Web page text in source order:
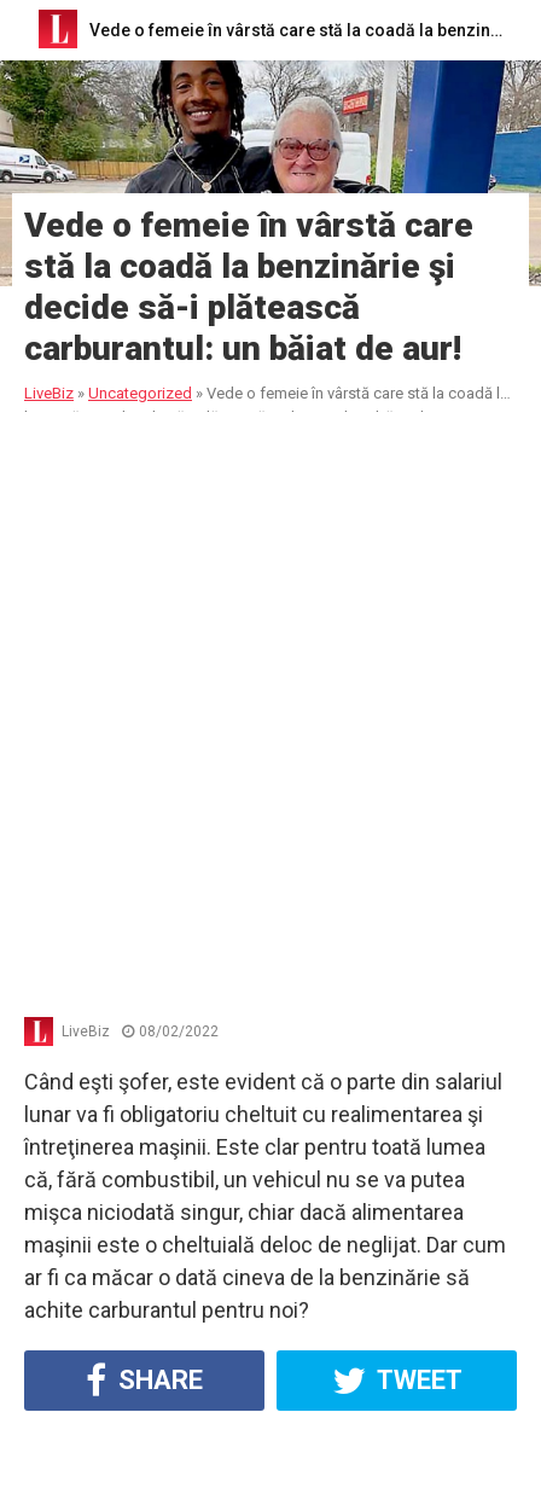
Vede o femeie în vârstă care stă la coadă la benzinărie şi decide să-i plătească carburantul: un băiat de aur!
Vede o femeie în vârstă care
stă la coadă la benzinărie şi
decide să-i plătească
carburantul: un băiat de aur!
LiveBiz » Uncategorized » Vede o femeie în vârstă care stă la coadă la
benzinărie şi decide să-i plătească carburantul: un băiat de aur!
LiveBiz 08/02/2022
Când eşti şofer, este evident că o parte din salariul
lunar va fi obligatoriu cheltuit cu realimentarea şi
întreţinerea maşinii. Este clar pentru toată lumea
că, fără combustibil, un vehicul nu se va putea
mişca niciodată singur, chiar dacă alimentarea
maşinii este o cheltuială deloc de neglijat. Dar cum
ar fi ca măcar o dată cineva de la benzinărie să
achite carburantul pentru noi?
SHARE TWEET